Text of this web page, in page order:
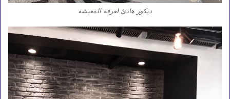
ديكور هادئ لغرفة المعيشة